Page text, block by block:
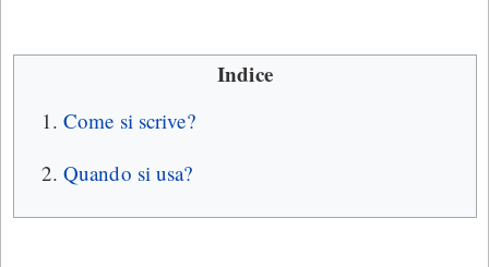
Indice
Come si scrive?
Quando si usa?